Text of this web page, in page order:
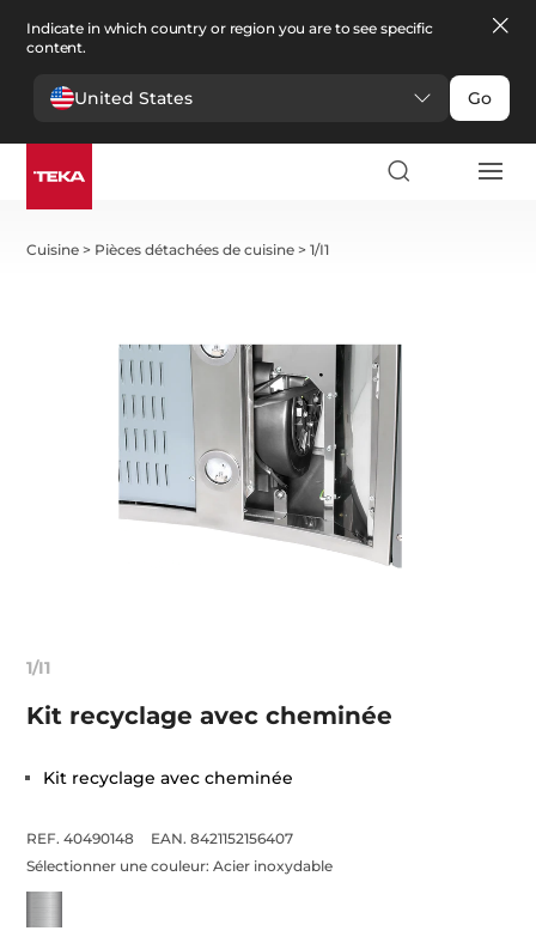
Indicate in which country or region you are to see specific
content.
United States Go
Cuisine > Pièces détachées de cuisine >1/I1
1/I1
Kit recyclage avec cheminée
Kit recyclage avec cheminée
REF. 40490148
EAN. 8421152156407
Sélectionner une couleur:Acier inoxydable